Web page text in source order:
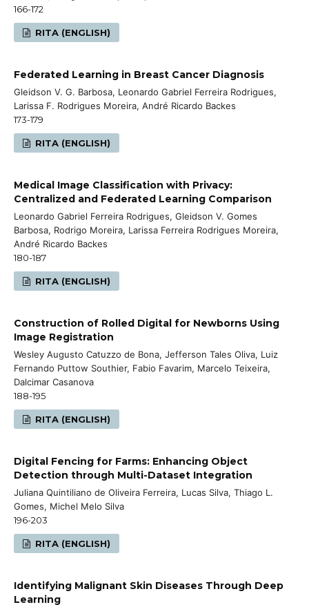
166-172
RITA (ENGLISH)
Federated Learning in Breast Cancer Diagnosis
Gleidson V. G. Barbosa, Leonardo Gabriel Ferreira Rodrigues,
Larissa F. Rodrigues Moreira, André Ricardo Backes
173-179
RITA (ENGLISH)
Medical Image Classification with Privacy:
Centralized and Federated Learning Comparison
Leonardo Gabriel Ferreira Rodrigues, Gleidson V. Gomes
Barbosa, Rodrigo Moreira, Larissa Ferreira Rodrigues Moreira,
André Ricardo Backes
180-187
RITA (ENGLISH)
Construction of Rolled Digital for Newborns Using
Image Registration
Wesley Augusto Catuzzo de Bona, Jefferson Tales Oliva, Luiz
Fernando Puttow Southier, Fabio Favarim, Marcelo Teixeira,
Dalcimar Casanova
188-195
RITA (ENGLISH)
Digital Fencing for Farms: Enhancing Object
Detection through Multi-Dataset Integration
Juliana Quintiliano de Oliveira Ferreira, Lucas Silva, Thiago L.
Gomes, Michel Melo Silva
196-203
RITA (ENGLISH)
Identifying Malignant Skin Diseases Through Deep
Learning